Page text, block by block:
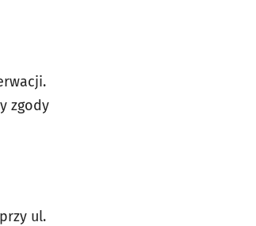
zgody
ul.